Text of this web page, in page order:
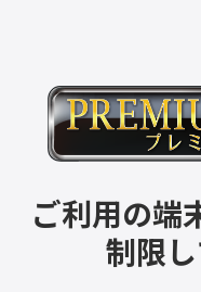
ご利用の端
制限し